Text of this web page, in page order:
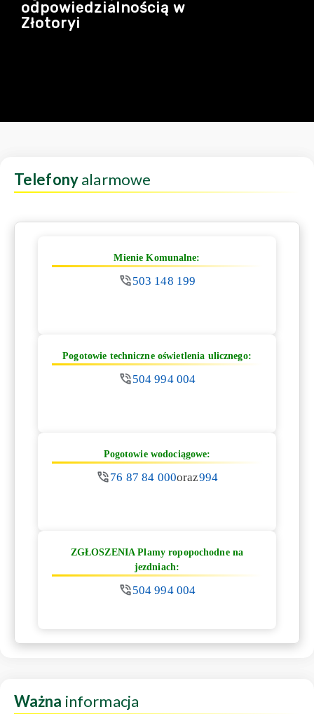
odpowiedzialnością w
Złotoryi
Telefonyalarmowe
Mienie Komunalne:
503 148 199
Pogotowie techniczne oświetlenia ulicznego:
504 994 004
Pogotowie wodociągowe:
76 87 84 000oraz994
ZGŁOSZENIA Plamy ropopochodne na
jezdniach:
504 994 004
Ważna informacja